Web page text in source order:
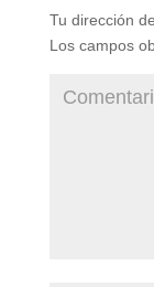
Tu dirección
Los campos